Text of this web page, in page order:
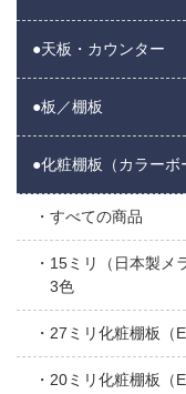
●天板・カウンター
●板／棚板
●化粧棚板（カラーボ
すべての商品
15ミリ（日本製メ
3色
27ミリ化粧棚板（
20ミリ化粧棚板（